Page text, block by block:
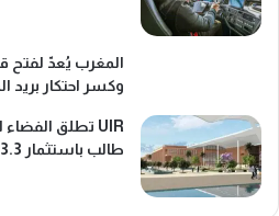
المغرب يُعدّ لفتح
وكسر احتكار بريد
طالب باستثمار 3.3 مليار درهم